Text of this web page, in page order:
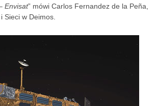
Envisat” mówi Carlos Fernandez de la Peña,
Sieci w Deimos.